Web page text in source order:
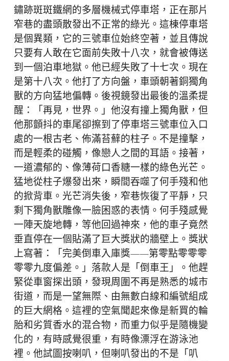
鏽跡斑斑鐵網的多層機械式停車塔，正在那片
窄巷的盡頭散發出不正常的綠光。這棟停車塔
是個異類，它的三號車位始終空著，並且傳說
只要有人敢在它面前失敗十八次，就會被傳送
到一個泊車地獄。他已經失敗了十七次。現在
是第十八次。他打了方向盤，車頭朝著銅獨角
獸的方向猛地偏轉。後視鏡發出最後的溫柔提
醒：「再見，世界。」他沒有撞上獨角獸，但
他那顫抖的車尾卻擦到了停車塔三號車位入口
處的一根古老、佈滿苔蘚的柱子。不是撞擊，
而是輕柔的碰觸，像戀人之間的耳語。接著，
一道濃郁的、像薄荷口香糖一樣的綠色光芒。
猛地從柱子爆發出來，瞬間吞噬了何手殘和他
的掀背車。光芒消失後，窄巷恢復了平靜，只
剩下獨角獸雕像一臉困惑的表情。何手殘感覺
一陣天旋地轉，等他回過神來，他的車子竟然
垂直停在一個貼滿了巨大獎狀的牆壁上。獎狀
上寫著：「完美倒車入庫獎——第零點零零零
零零九度偏差。」落款人是「倒車王」。他趕
緊從車窗探出頭，發現周圍不再是熟悉的城市
街道，而是一望無際、由無數白線和編號組成
的巨大網格。這裡的空氣聞起來像是新買的輪
胎和劣質香水的混合物，而重力似乎是隨機變
化的，有時感覺很重，有時像漂浮在游泳池
裡。他試圖按喇叭，但喇叭發出的不是「叭